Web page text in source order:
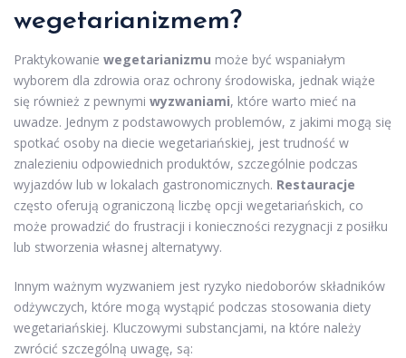
wegetarianizmem?
Praktykowanie wegetarianizmu może być wspaniałym
wyborem dla zdrowia oraz ochrony środowiska, jednak wiąże
się również z pewnymi wyzwaniami, które warto mieć na
uwadze. Jednym z podstawowych problemów, z jakimi mogą się
spotkać osoby na diecie wegetariańskiej, jest trudność w
znalezieniu odpowiednich produktów, szczególnie podczas
wyjazdów lub w lokalach gastronomicznych. Restauracje
często oferują ograniczoną liczbę opcji wegetariańskich, co
może prowadzić do frustracji i konieczności rezygnacji z posiłku
lub stworzenia własnej alternatywy.
Innym ważnym wyzwaniem jest ryzyko niedoborów składników
odżywczych, które mogą wystąpić podczas stosowania diety
wegetariańskiej. Kluczowymi substancjami, na które należy
zwrócić szczególną uwagę, są: